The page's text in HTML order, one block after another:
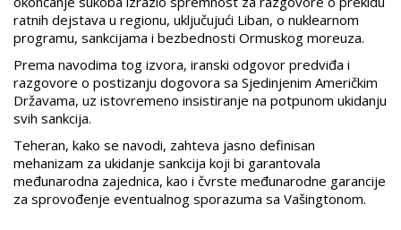
ratnih dejstava u regionu, uključujući Liban, o nuklearnom
programu, sankcijama i bezbednosti Ormuskog moreuza.
Prema navodima tog izvora, iranski odgovor predviđa i
razgovore o postizanju dogovora sa Sjedinjenim Američkim
Državama, uz istovremeno insistiranje na potpunom ukidanju
svih sankcija.
Teheran, kako se navodi, zahteva jasno definisan
mehanizam za ukidanje sankcija koji bi garantovala
međunarodna zajednica, kao i čvrste međunarodne garancije
za sprovođenje eventualnog sporazuma sa Vašingtonom.